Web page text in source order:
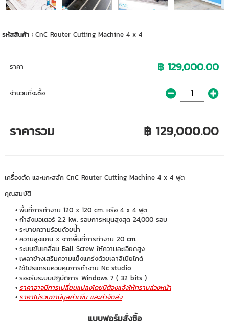
รหัสสินค้า :CnC Router Cutting Machine 4 x 4
ราคา ฿ 129,000.00
จำนวนที่จะซื้อ
ราคารวม ฿ 129,000.00
เครื่องตัด และแกะสลัก CnC Router Cutting Machine 4 x 4 ฟุต
คุณสมบัติ
พื้นที่การทำงาน 120 x 120 cm. หรือ 4 x 4 ฟุต
กำลังมอเตอร์ 2.2 kw. รอบการหมุนสูงสุด 24,000 รอบ
ระบายความร้อนด้วยน้ำ
ความสูงแกน x จากพื้นที่การทำงาน 20 cm.
ระบบขับเคลื่อน Ball Screw ให้ความละเอียดสูง
เพลาข้างเสริมความแข็งแกร่งด้วยเลาลิเนียไกด์
ใช้โปรแกรมควบคุมการทำงาน Nc studio
รองรับระบบปฎิบัติการ Windows 7 ( 32 bits )
ราคาอาจมีการเปลี่ยนแปลงโดยมิต้องแจ้งให้ทราบล่วงหน้า
ราคาไม่รวมภาษีมูลค่าเพิ่ม และค่าจัดส่ง
แบบฟอร์มสั่งซื้อ